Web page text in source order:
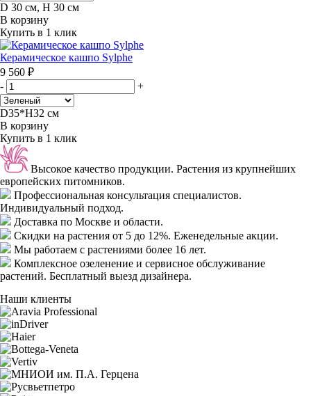
D 30 см, H 30 см
В корзину
Купить в 1 клик
Керамическое кашпо Sylphe
9 560 ₽
-
+
D35*H32 см
В корзину
Купить в 1 клик
Высокое качество продукции. Растения из крупнейших
европейских питомников.
Профессиональная консультация специалистов.
Индивидуальный подход.
Доставка по Москве и области.
Скидки на растения от 5 до 12%. Еженедельные акции.
Мы работаем с растениями более 16 лет.
Комплексное озеленение и сервисное обслуживание
растений. Бесплатный выезд дизайнера.
Наши клиенты